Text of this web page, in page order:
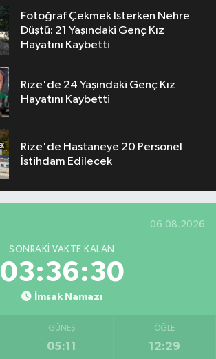
Fotoğraf Çekmek İsterken Nehre
Düştü: 21 Yaşındaki Genç Kız
Hayatını Kaybetti
Rize'de 24 Yaşındaki Genç Kız
Hayatını Kaybetti
Rize'de Hastaneye 20 Personel
İstihdam Edilecek
06.08.2026
SONRAKI VAKTE KALAN
03:36:30
İmsak Namazı
GÜNEŞ
05:11
ÖĞLE
12:29